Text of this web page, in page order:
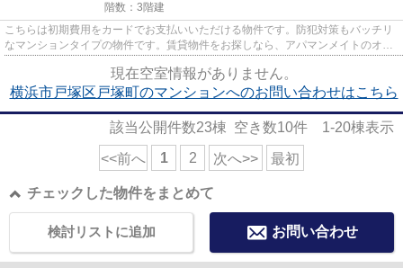
階数：3階建
こちらは初期費用をカードでお支払いいただける物件です。防犯対策もバッチリ
なマンションタイプの物件です。賃貸物件をお探しなら、アパマンメイトのオス
現在空室情報がありません。
横浜市戸塚区戸塚町のマンションへのお問い合わせはこちら
該当公開件数23棟 空き数10件 1-20棟表示
<<前へ 1 2 次へ>> 最初
チェックした物件をまとめて
お問い合わせ
検討リストに追加